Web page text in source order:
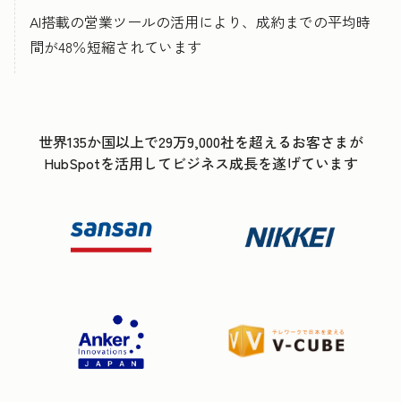
AI搭載の営業ツールの活用により、成約までの平均時
間が48％短縮されています
世界135か国以上で29万9,000社を超えるお客さまが
HubSpotを活用してビジネス成長を遂げています